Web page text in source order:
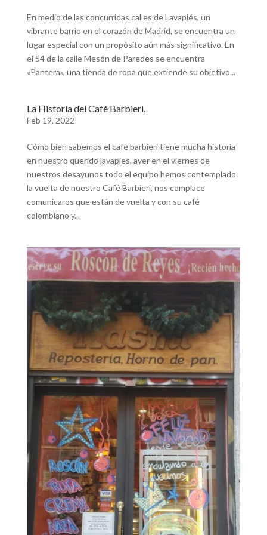
En medio de las concurridas calles de Lavapiés, un
vibrante barrio en el corazón de Madrid, se encuentra un
lugar especial con un propósito aún más significativo. En
el 54 de la calle Mesón de Paredes se encuentra
«Pantera», una tienda de ropa que extiende su objetivo...
La Historia del Café Barbieri.
Feb 19, 2022
Cómo bien sabemos el café barbieri tiene mucha historia
en nuestro querido lavapies, ayer en el viernes de
nuestros desayunos todo el equipo hemos contemplado
la vuelta de nuestro Café Barbieri, nos complace
comunicaros que están de vuelta y con su café
colombiano y...